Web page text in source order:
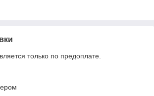
только по предоплате.